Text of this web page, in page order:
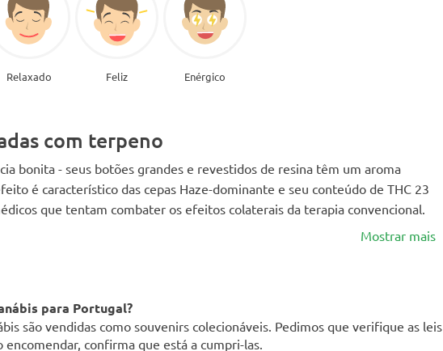
Relaxado Feliz Enérgico
com terpeno
bonita - seus botões grandes e revestidos de resina têm um aroma
é característico das cepas Haze-dominante e seu conteúdo de THC 23
que tentam combater os efeitos colaterais da terapia convencional.
Mostrar mais
para Portugal?
são vendidas como souvenirs colecionáveis. Pedimos que verifique as leis
confirma que está a cumpri-las.